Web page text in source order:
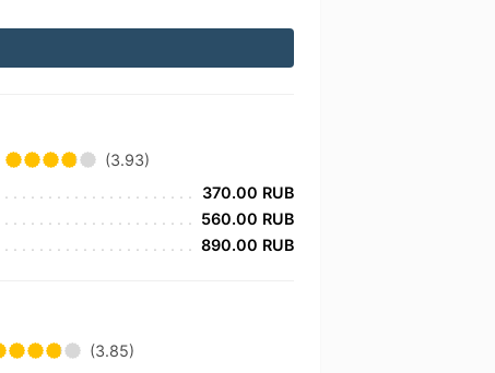
(3.93)
370.00 RUB
560.00 RUB
890.00 RUB
(3.85)